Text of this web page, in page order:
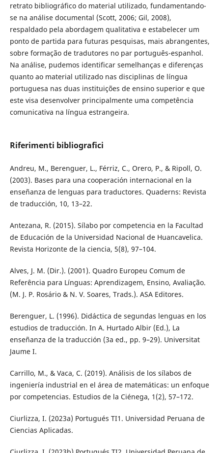
retrato bibliográfico do material utilizado, fundamentando-
se na análise documental (Scott, 2006; Gil, 2008),
respaldado pela abordagem qualitativa e estabelecer um
ponto de partida para futuras pesquisas, mais abrangentes,
sobre formação de tradutores no par português-espanhol.
Na análise, pudemos identificar semelhanças e diferenças
quanto ao material utilizado nas disciplinas de língua
portuguesa nas duas instituições de ensino superior e que
este visa desenvolver principalmente uma competência
comunicativa na língua estrangeira.
Riferimenti bibliografici
Andreu, M., Berenguer, L., Férriz, C., Orero, P., & Ripoll, O.
(2003). Bases para una cooperación internacional en la
enseñanza de lenguas para traductores. Quaderns: Revista
de traducción, 10, 13–22.
Antezana, R. (2015). Sílabo por competencia en la Facultad
de Educación de la Universidad Nacional de Huancavelica.
Revista Horizonte de la ciencia, 5(8), 97–104.
Alves, J. M. (Dir.). (2001). Quadro Europeu Comum de
Referência para Línguas: Aprendizagem, Ensino, Avaliação.
(M. J. P. Rosário & N. V. Soares, Trads.). ASA Editores.
Berenguer, L. (1996). Didáctica de segundas lenguas en los
estudios de traducción. In A. Hurtado Albir (Ed.), La
enseñanza de la traducción (3a ed., pp. 9–29). Universitat
Jaume I.
Carrillo, M., & Vaca, C. (2019). Análisis de los sílabos de
ingeniería industrial en el área de matemáticas: un enfoque
por competencias. Estudios de la Ciénega, 1(2), 57–172.
Ciurlizza, I. (2023a) Portugués TI1. Universidad Peruana de
Ciencias Aplicadas.